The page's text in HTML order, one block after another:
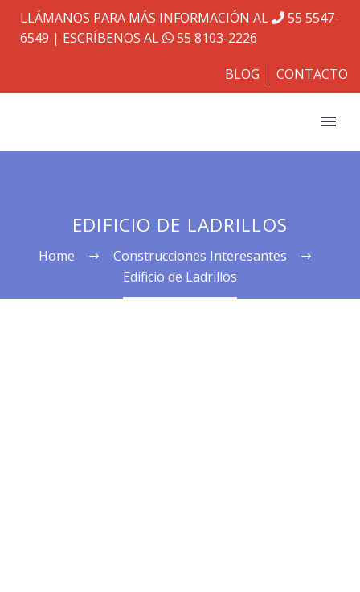
LLÁMANOS PARA MÁS INFORMACIÓN AL
55 5547-
6549 | ESCRÍBENOS AL 55 8103-2226
BLOG CONTACTO
EDIFICIO DE LADRILLOS
Home
Construcciones Interesantes
Edificio de Ladrillos